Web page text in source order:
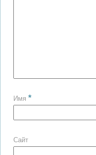
Имя *
Сайт